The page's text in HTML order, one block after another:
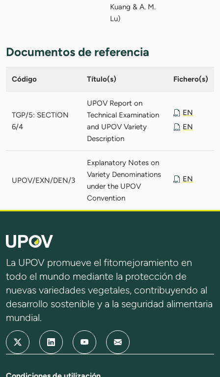
Kuang & A. M.
Lu)
Documentos de referencia
Código Título(s) Fichero(s)
TGP/5: SECTION
6/4
UPOV Report on
Technical Examination
and UPOV Variety
Description
EN
EN
UPOV/EXN/DEN/3
Explanatory Notes on
Variety Denominations
under the UPOV
Convention
EN
La UPOV promueve el fitomejoramiento en
todo el mundo mediante la protección de
nuevas variedades vegetales, contribuyendo al
desarrollo sostenible y a la seguridad alimentaria
mundial.